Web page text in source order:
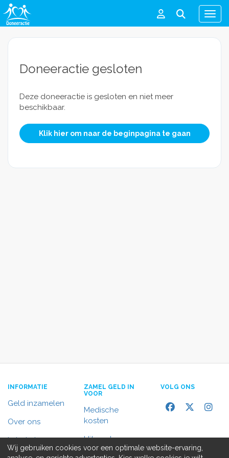
Menu
Doneeractie gesloten
Deze doneeractie is gesloten en niet meer
beschikbaar.
Klik hier om naar de beginpagina te gaan
INFORMATIE
Geld inzamelen
Over ons
In het nieuws
ZAMEL GELD IN
VOOR
Medische
kosten
Uitvaart
VOLG ONS
Wij gebruiken cookies voor een optimale website-ervaring,